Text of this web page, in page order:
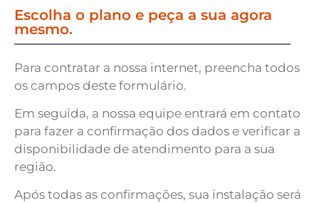
Escolha o plano e peça a sua agora
mesmo.
Para contratar a nossa internet, preencha todos
os campos deste formulário.
Em seguida, a nossa equipe entrará em contato
para fazer a confirmação dos dados e verificar a
disponibilidade de atendimento para a sua
região.
Após todas as confirmações, sua instalação será